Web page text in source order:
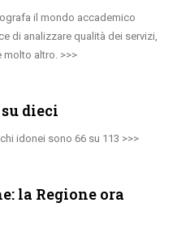
il mondo accademico
di analizzare qualità dei servizi,
altro.
dieci
idonei sono 66 su 113
la Regione ora